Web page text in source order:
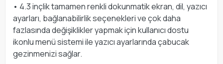
• 4.3 inçlik tamamen renkli dokunmatik ekran, dil, yazıcı
ayarları, bağlanabilirlik seçenekleri ve çok daha
fazlasında değişiklikler yapmak için kullanıcı dostu
ikonlu menü sistemi ile yazıcı ayarlarında çabucak
gezinmenizi sağlar.